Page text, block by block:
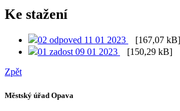
Ke stažení
02 odpoved 11 01 2023
[167,07 kB]
01 zadost 09 01 2023
[150,29 kB]
Zpět
Městský úřad Opava